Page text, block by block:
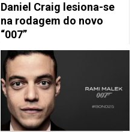
Daniel Craig lesiona-se
na rodagem do novo
“007”